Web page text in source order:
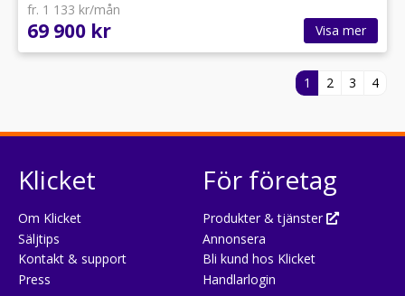
fr. 1 133 kr/mån
69 900 kr Visa mer
1 2 3 4
Klicket
Om Klicket
Säljtips
Kontakt & support
Press
För företag
Produkter & tjänster
Annonsera
Bli kund hos Klicket
Handlarlogin